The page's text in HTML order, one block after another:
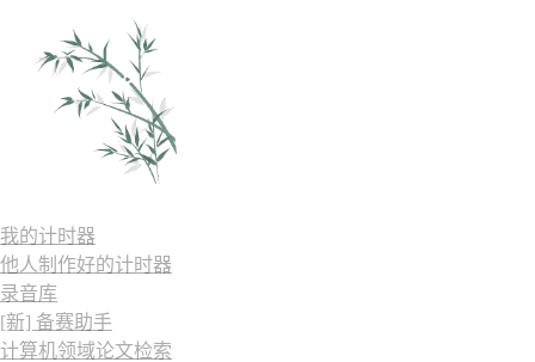
我的计时器
他人制作好的计时器
录音库
[新] 备赛助手
计算机领域论文检索